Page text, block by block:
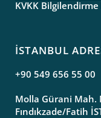
KVKK
İSTANBUL
+90 549 656 55 00
Molla Gürani Mah.
Fındıkzade/Fatih